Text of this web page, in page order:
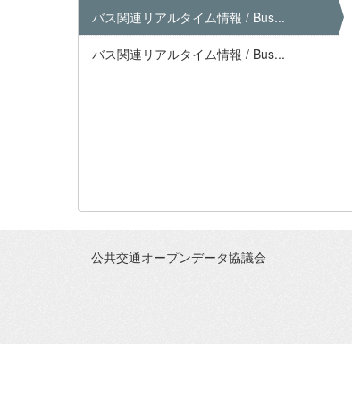
バス関連リアルタイム情報 / Bus...
バス関連リアルタイム情報 / Bus...
公共交通オープンデータ協議会